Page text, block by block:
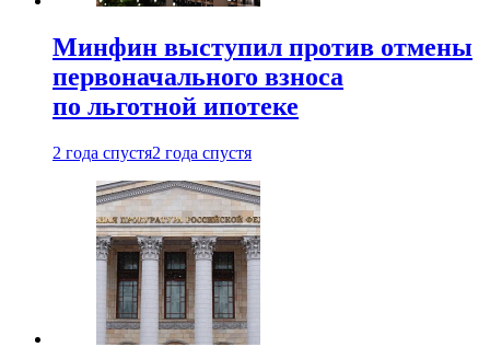
Минфин выступил против отмены
первоначального взноса
по льготной ипотеке
2 года спустя2 года спустя